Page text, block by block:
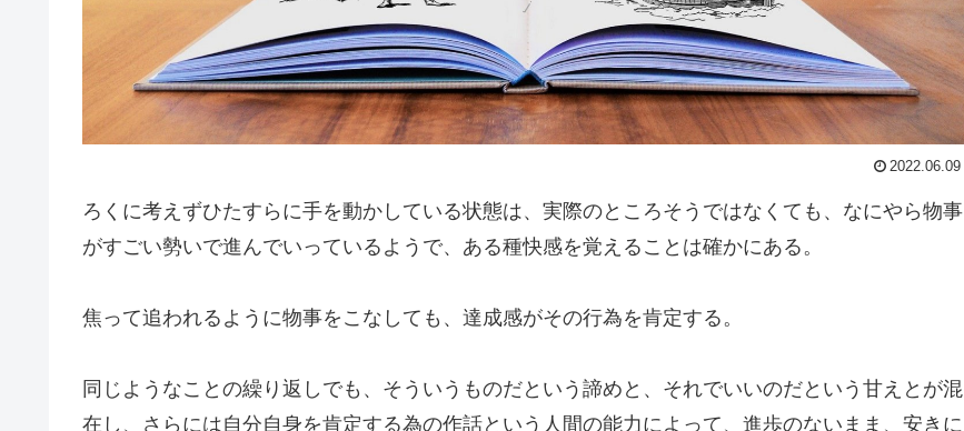
2022.06.09
ろくに考えずひたすらに手を動かしている状態は、実際のところそうではなくても、なにやら物事
がすごい勢いで進んでいっているようで、ある種快感を覚えることは確かにある。
焦って追われるように物事をこなしても、達成感がその行為を肯定する。
同じようなことの繰り返しでも、そういうものだという諦めと、それでいいのだという甘えとが混
在し、さらには自分自身を肯定する為の作話という人間の能力によって、進歩のないまま、安きに